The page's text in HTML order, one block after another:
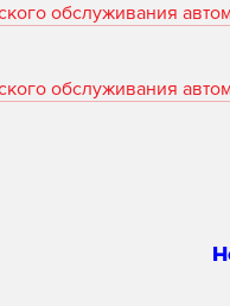
обслуживания
обслуживания